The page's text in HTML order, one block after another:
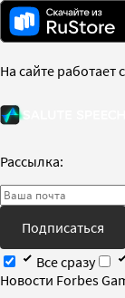
На сайте работает
Рассылка:
Подписаться
Все сразу
Новости Forbes